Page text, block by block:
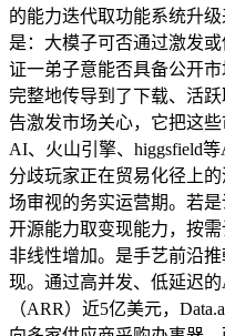
的能力迭代取功能系统升
是：大模子可否通过激发
证一弟子意能否具备公开
完整地传导到了下载、活
告激发市场关心，它把这
AI、火山引擎、higgsfield
分歧玩家正在贸易化径上
场审视的务实运营期。若
开源能力取变现能力，按
非线性增加。是手艺前沿
现。通过高并发、低延迟
（ARR）近5亿美元，